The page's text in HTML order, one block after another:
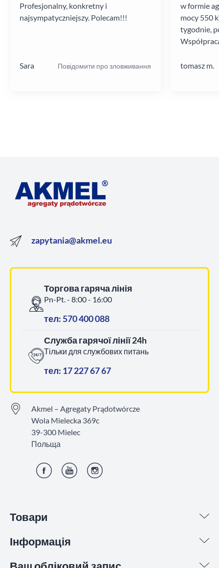
Profesjonalny, konkretny i
najsympatyczniejszy. Polecam!!!
Sara Повідомити про зловживання
w formie
mocy 550
tygodnie,
tomasz m.
Товари
Інформація
zapytania@akmel.eu
Торгова гаряча лінія
Pn-Pt. - 8:00 - 16:00
тел: 570 400 088
Служба гарячої лінії 24h
Тільки для службових питань
тел: 17 227 67 67
Akmel – Agregaty Prądotwórcze
Wola Mielecka 369c
39-300 Mielec
Польща